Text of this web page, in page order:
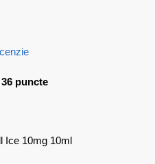
36 puncte
Ice 10mg 10ml